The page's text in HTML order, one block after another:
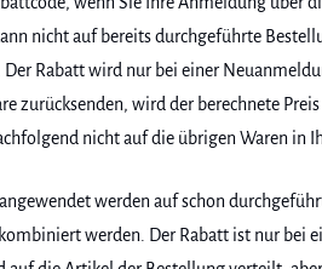
nicht auf bereits durchgeführte
Rabatt wird nur bei einer
zurücksenden, wird der berechnete
nicht auf die übrigen Waren in
werden auf schon
werden. Der Rabatt ist nur bei